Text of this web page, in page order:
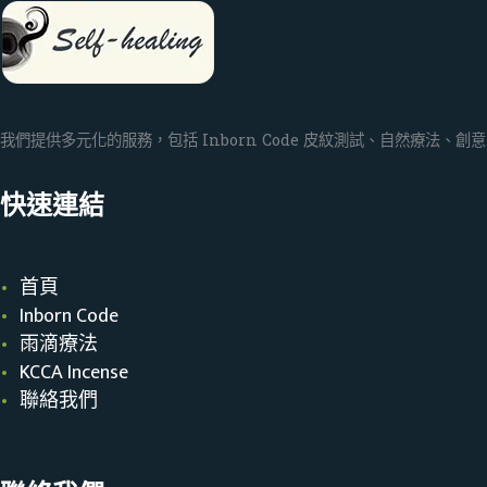
我們提供多元化的服務，包括 Inborn Code 皮紋測試、自然療法、創
快速連結
首頁
Inborn Code
雨滴療法
KCCA Incense
聯絡我們